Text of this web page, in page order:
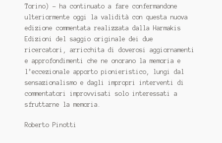
Torino) – ha continuato a fare confermandone
ulteriormente oggi la validità con questa nuova
edizione commentata realizzata dalla Harmakis
Edizioni del saggio originale dei due
ricercatori, arricchita di doverosi aggiornamenti
e approfondimenti che ne onorano la memoria e
l’eccezionale apporto pionieristico, lungi dal
sensazionalismo e dagli impropri interventi di
commentatori improvvisati solo interessati a
sfruttarne la memoria.
Roberto Pinotti